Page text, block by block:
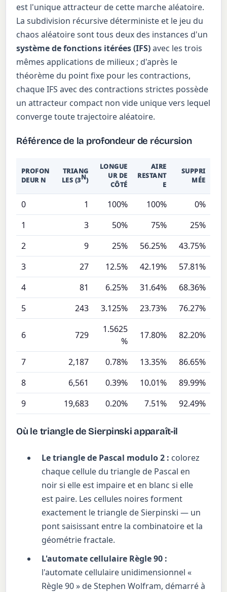
est l'unique attracteur de cette marche aléatoire.
La subdivision récursive déterministe et le jeu du
chaos aléatoire sont tous deux des instances d'un
système de fonctions itérées (IFS)avec les trois
mêmes applications de milieux ; d'après le
théorème du point fixe pour les contractions,
chaque IFS avec des contractions strictes possède
un attracteur compact non vide unique vers lequel
converge toute trajectoire aléatoire.
Référence de la profondeur de récursion
PROFON
DEUR N
TRIANG
LES (3N)
LONGUE
UR DE
CÔTÉ
AIRE
RESTANT
E
SUPPRI
MÉE
0 1 100% 100%
0%
1
3 50% 75%
25%
2
9 25% 56.25%
43.75%
3
27 12.5% 42.19%
57.81%
4
81 6.25% 31.64%
68.36%
5
243 3.125% 23.73% 76.27%
6 729
1.5625
%
17.80% 82.20%
7 2,187 0.78% 13.35%
86.65%
8
6,561 0.39% 10.01%
89.99%
9
19,683 0.20% 7.51% 92.49%
Où le triangle de Sierpinski apparaît-il
Le triangle de Pascal modulo 2 : colorez
chaque cellule du triangle de Pascal en
noir si elle est impaire et en blanc si elle
est paire. Les cellules noires forment
exactement le triangle de Sierpinski — un
pont saisissant entre la combinatoire et la
géométrie fractale.
L'automate cellulaire Règle 90 :
l'automate cellulaire unidimensionnel «
Règle 90 » de Stephen Wolfram, démarré à